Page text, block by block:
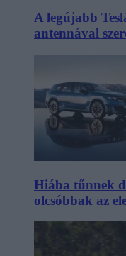
A legújabb
antennával
Hiába tűnnek
olcsóbbak az